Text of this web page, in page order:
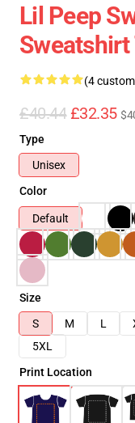
Lil Peep
(4
£40.44 £32.35
Type
Unisex
Color
Default
Size
S
M L
5XL
Print Location